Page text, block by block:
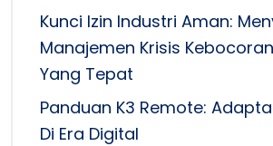
Kunci Izin Industri Aman:
Manajemen Krisis
Yang Tepat
Panduan K3 Remote:
Di Era Digital